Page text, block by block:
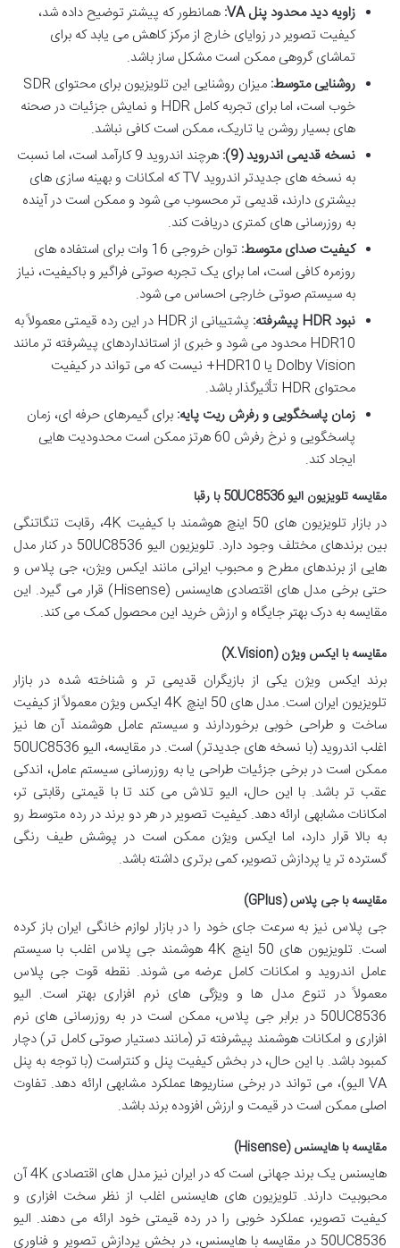
زاویه دید محدود پنل VA:
همانطور که پیشتر توضیح داده شد،
کیفیت تصویر در زوایای خارج از مرکز کاهش می یابد که برای
تماشای گروهی ممکن است مشکل ساز باشد.
روشنایی متوسط:
میزان روشنایی این تلویزیون برای محتوای SDR
خوب است، اما برای تجربه کامل HDR و نمایش جزئیات در صحنه
های بسیار روشن یا تاریک، ممکن است کافی نباشد.
نسخه قدیمی اندروید (9):
هرچند اندروید 9 کارآمد است، اما نسبت
به نسخه های جدیدتر اندروید TV که امکانات و بهینه سازی های
بیشتری دارند، قدیمی تر محسوب می شود و ممکن است در آینده
به روزرسانی های کمتری دریافت کند.
کیفیت صدای متوسط:
توان خروجی 16 وات برای استفاده های
روزمره کافی است، اما برای یک تجربه صوتی فراگیر و باکیفیت، نیاز
به سیستم صوتی خارجی احساس می شود.
نبود HDR پیشرفته:
پشتیبانی از HDR در این رده قیمتی معمولاً به
HDR10 محدود می شود و خبری از استانداردهای پیشرفته تر مانند
Dolby Vision یا HDR10+ نیست که می تواند در کیفیت
محتوای HDR تأثیرگذار باشد.
زمان پاسخگویی و رفرش ریت پایه: برای گیمرهای حرفه ای، زمان
پاسخگویی و نرخ رفرش 60 هرتز ممکن است محدودیت هایی
ایجاد کند.
مقایسه تلویزیون الیو 50UC8536 با رقبا
در بازار تلویزیون های 50 اینچ هوشمند با کیفیت 4K، رقابت تنگاتنگی
بین برندهای مختلف وجود دارد. تلویزیون الیو 50UC8536 در کنار مدل
هایی از برندهای مطرح و محبوب ایرانی مانند ایکس ویژن، جی پلاس و
حتی برخی مدل های اقتصادی هایسنس (Hisense) قرار می گیرد. این
مقایسه به درک بهتر جایگاه و ارزش خرید این محصول کمک می کند.
مقایسه با ایکس ویژن (X.Vision)
برند ایکس ویژن یکی از بازیگران قدیمی تر و شناخته شده در بازار
تلویزیون ایران است. مدل های 50 اینچ 4K ایکس ویژن معمولاً از کیفیت
ساخت و طراحی خوبی برخوردارند و سیستم عامل هوشمند آن ها نیز
اغلب اندروید (با نسخه های جدیدتر) است. در مقایسه، الیو 50UC8536
ممکن است در برخی جزئیات طراحی یا به روزرسانی سیستم عامل، اندکی
عقب تر باشد. با این حال، الیو تلاش می کند تا با قیمتی رقابتی تر،
امکانات مشابهی ارائه دهد. کیفیت تصویر در هر دو برند در رده متوسط رو
به بالا قرار دارد، اما ایکس ویژن ممکن است در پوشش طیف رنگی
گسترده تر یا پردازش تصویر، کمی برتری داشته باشد.
مقایسه با جی پلاس (GPlus)
جی پلاس نیز به سرعت جای خود را در بازار لوازم خانگی ایران باز کرده
است. تلویزیون های 50 اینچ 4K هوشمند جی پلاس اغلب با سیستم
عامل اندروید و امکانات کامل عرضه می شوند. نقطه قوت جی پلاس
معمولاً در تنوع مدل ها و ویژگی های نرم افزاری بهتر است. الیو
50UC8536 در برابر جی پلاس، ممکن است در به روزرسانی های نرم
افزاری و امکانات هوشمند پیشرفته تر (مانند دستیار صوتی کامل تر) دچار
کمبود باشد. با این حال، در بخش کیفیت پنل و کنتراست (با توجه به پنل
VA الیو)، می تواند در برخی سناریوها عملکرد مشابهی ارائه دهد. تفاوت
اصلی ممکن است در قیمت و ارزش افزوده برند باشد.
مقایسه با هایسنس (Hisense)
هایسنس یک برند جهانی است که در ایران نیز مدل های اقتصادی 4K آن
محبوبیت دارند. تلویزیون های هایسنس اغلب از نظر سخت افزاری و
کیفیت تصویر، عملکرد خوبی را در رده قیمتی خود ارائه می دهند. الیو
50UC8536 در مقایسه با هایسنس، در بخش پردازش تصویر و فناوری